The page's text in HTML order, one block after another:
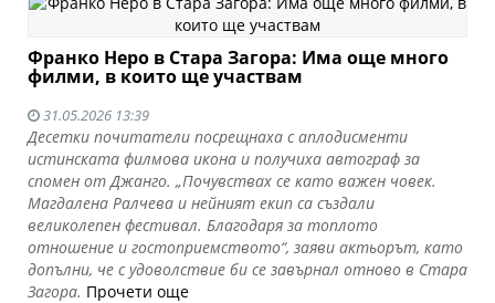
Франко Неро в Стара Загора: Има още много
филми, в които ще участвам
31.05.2026 13:39
Десетки почитатели посрещнаха с аплодисменти
истинската филмова икона и получиха автограф за
спомен от Джанго. „Почувствах се като важен човек.
Магдалена Ралчева и нейният екип са създали
великолепен фестивал. Благодаря за топлото
отношение и гостоприемството“, заяви актьорът, като
допълни, че с удоволствие би се завърнал отново в Стара
Загора. Прочети още